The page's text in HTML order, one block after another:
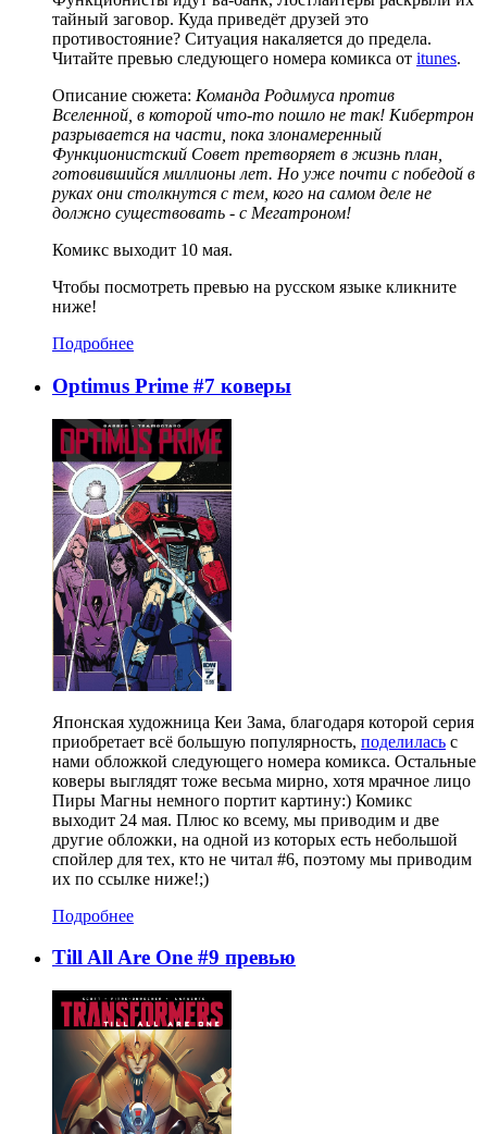
тайный заговор. Куда приведёт друзей это
противостояние? Ситуация накаляется до предела.
Читайте превью следующего номера комикса от itunes.
Описание сюжета: Команда Родимуса против
Вселенной, в которой что-то пошло не так! Кибертрон
разрывается на части, пока злонамеренный
Функционистский Совет претворяет в жизнь план,
готовившийся миллионы лет. Но уже почти с победой в
руках они столкнутся с тем, кого на самом деле не
должно существовать - с Мегатроном!
Комикс выходит 10 мая.
Чтобы посмотреть превью на русском языке кликните
ниже!
Подробнее
Optimus Prime #7 коверы
Японская художница Кеи Зама, благодаря которой серия
приобретает всё большую популярность, поделилась с
нами обложкой следующего номера комикса. Остальные
коверы выглядят тоже весьма мирно, хотя мрачное лицо
Пиры Магны немного портит картину:) Комикс
выходит 24 мая. Плюс ко всему, мы приводим и две
другие обложки, на одной из которых есть небольшой
спойлер для тех, кто не читал #6, поэтому мы приводим
их по ссылке ниже!;)
Подробнее
Till All Are One #9 превью